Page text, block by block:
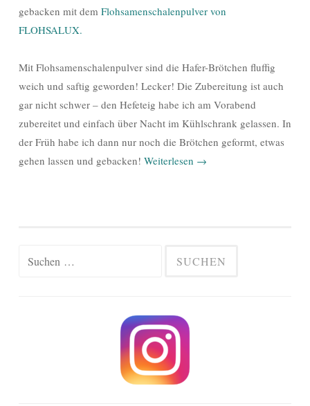
gebacken mit dem Flohsamenschalenpulver von
FLOHSALUX.
Mit Flohsamenschalenpulver sind die Hafer-Brötchen fluffig
weich und saftig geworden! Lecker! Die Zubereitung ist auch
gar nicht schwer – den Hefeteig habe ich am Vorabend
zubereitet und einfach über Nacht im Kühlschrank gelassen. In
der Früh habe ich dann nur noch die Brötchen geformt, etwas
gehen lassen und gebacken! Weiterlesen →
Suchen